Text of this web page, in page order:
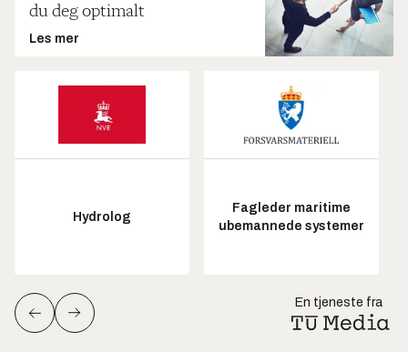
du deg optimalt
Les mer
Hydrolog
Fagleder maritime
ubemannede systemer
En tjeneste fra